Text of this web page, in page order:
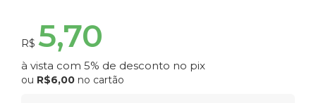
R$ 5,70
à vista com 5% de desconto no pix
ou R$6,00 no cartão